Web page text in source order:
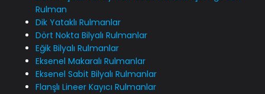
Rulman
Dik Yataklı Rulmanlar
Dört Nokta Bilyalı Rulmanlar
Eğik Bilyalı Rulmanlar
Eksenel Makaralı Rulmanlar
Eksenel Sabit Bilyalı Rulmanlar
Flanşlı Lineer Kayıcı Rulmanlar